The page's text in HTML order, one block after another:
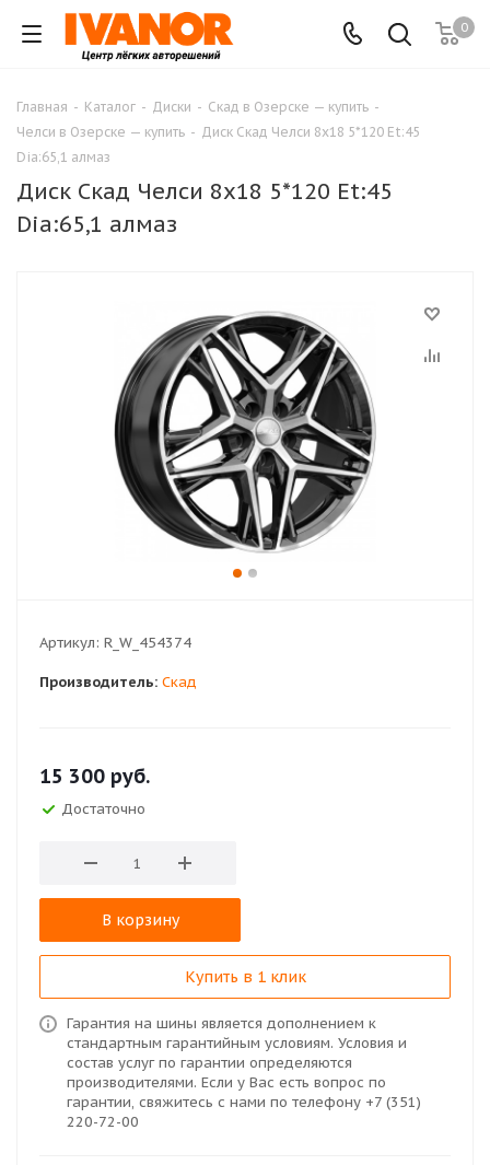
0
Главная - Каталог - Диски - Скад в Озерске — купить -
Челси в Озерске — купить - Диск Скад Челси 8x18 5*120 Et:45
Dia:65,1 алмаз
Диск Скад Челси 8x18 5*120 Et:45
Dia:65,1 алмаз
Артикул: R_W_454374
Производитель: Скад
15 300 руб.
Достаточно
В корзину
Купить в 1 клик
Гарантия на шины является дополнением к
стандартным гарантийным условиям. Условия и
состав услуг по гарантии определяются
производителями. Если у Вас есть вопрос по
гарантии, свяжитесь с нами по телефону +7 (351)
220-72-00